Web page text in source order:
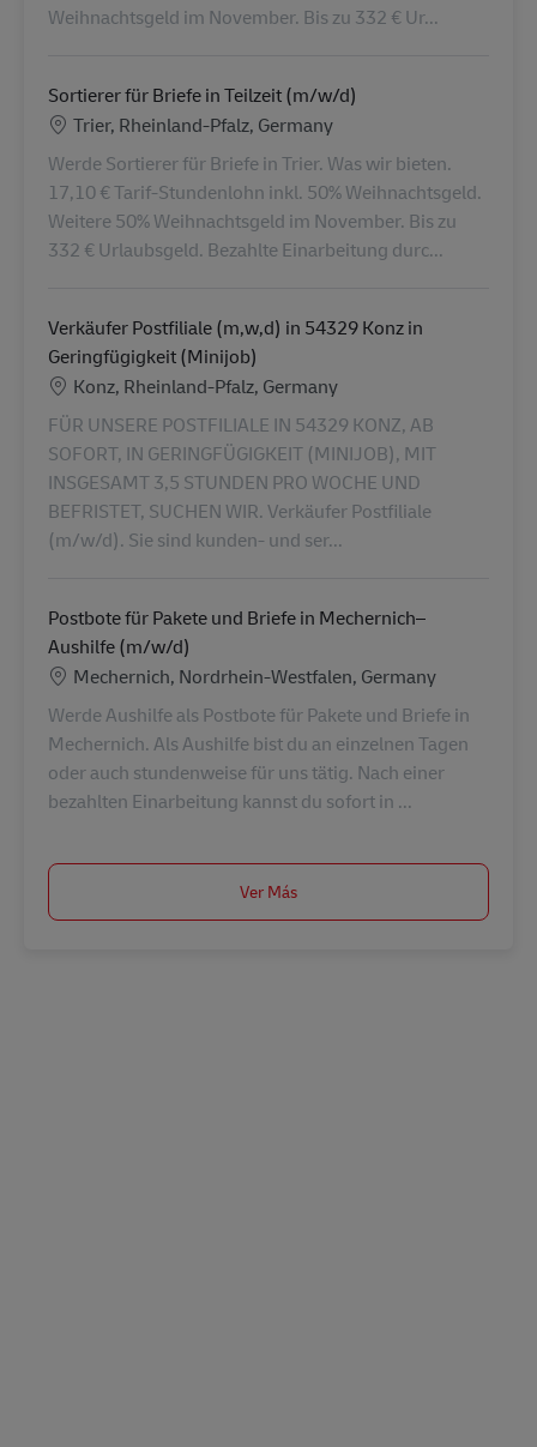
Weihnachtsgeld im November. Bis zu 332 € Ur...
Sortierer für Briefe in Teilzeit (m/w/d)
Ubicación
Trier, Rheinland-Pfalz, Germany
Werde Sortierer für Briefe in Trier. Was wir bieten.
17,10 € Tarif-Stundenlohn inkl. 50% Weihnachtsgeld.
Weitere 50% Weihnachtsgeld im November. Bis zu
332 € Urlaubsgeld. Bezahlte Einarbeitung durc...
Verkäufer Postfiliale (m,w,d) in 54329 Konz in
Geringfügigkeit (Minijob)
Ubicación
Konz, Rheinland-Pfalz, Germany
FÜR UNSERE POSTFILIALE IN 54329 KONZ, AB
SOFORT, IN GERINGFÜGIGKEIT (MINIJOB), MIT
INSGESAMT 3,5 STUNDEN PRO WOCHE UND
BEFRISTET, SUCHEN WIR. Verkäufer Postfiliale
(m/w/d). Sie sind kunden- und ser...
Postbote für Pakete und Briefe in Mechernich–
Aushilfe (m/w/d)
Ubicación
Mechernich, Nordrhein-Westfalen, Germany
Werde Aushilfe als Postbote für Pakete und Briefe in
Mechernich. Als Aushilfe bist du an einzelnen Tagen
oder auch stundenweise für uns tätig. Nach einer
bezahlten Einarbeitung kannst du sofort in ...
Ver Más